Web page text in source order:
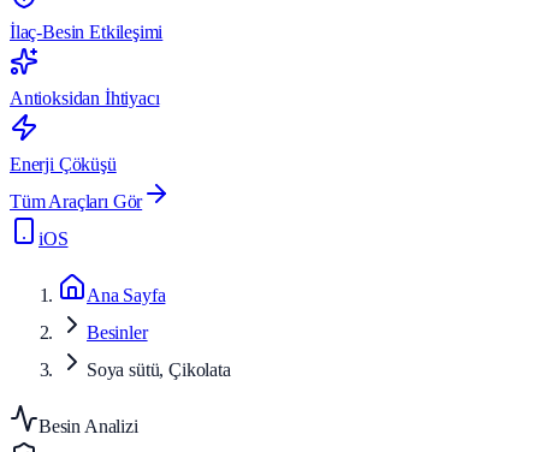
İlaç-Besin Etkileşimi
Antioksidan İhtiyacı
Enerji Çöküşü
Tüm Araçları Gör
iOS
Ana Sayfa
Besinler
Soya sütü, Çikolata
Besin Analizi